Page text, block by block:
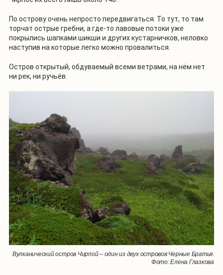
По острову очень непросто передвигаться. То тут, то там
торчат острые гребни, а где-то лавовые потоки уже
покрылись шапками шикши и других кустарничков, неловко
наступив на которые легко можно провалиться.
Остров открытый, обдуваемый всеми ветрами, на нём нет
ни рек, ни ручьёв.
Вулканический остров Чирпой – один из двух островов Черные Братья.
Фото: Елена Глазкова